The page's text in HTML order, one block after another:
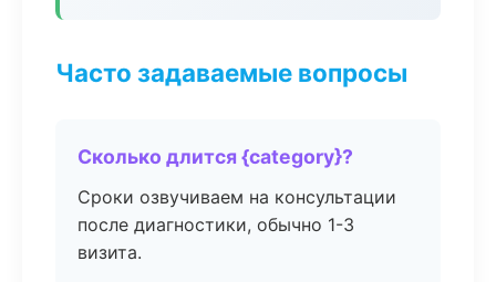
Часто задаваемые вопросы
Сколько длится {category}?
Сроки озвучиваем на консультации
после диагностики, обычно 1-3
визита.